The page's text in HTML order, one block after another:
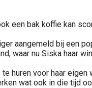
een bak koffie kan
aangemeld bij een
waar nu Siska haar
huren voor haar
wat ook in die tijd